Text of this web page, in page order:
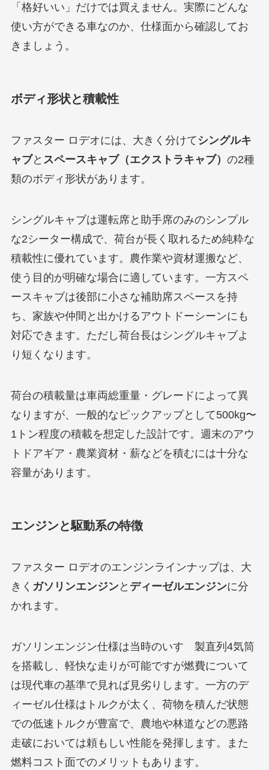
「格好いい」だけでは買えません。実際にどんな
使い方ができる車なのか、仕様面から確認してお
きましょう。
ボディ形状と積載性
ファスター ロデオには、大きく分けて シングルキ
ャブと スペースキャブ（エクストラキャブ） の2種
類のボディ形状があります。
シングルキャブは運転席と助手席のみのシンプル
な2シーター構成で、荷台が長く取れるため純粋な
積載性に優れています。農作業や資材運搬など、
使う目的が明確な場合に適しています。一方スペ
ースキャブは後部に小さな補助席スペースを持
ち、家族や仲間と出かけるアウトドーシーンにも
対応できます。ただし荷台長はシングルキャブよ
り短くなります。
荷台の積載量は車両総重量・グレードによって異
なりますが、一般的なピックアップとして500kg〜
1トン程度の積載を想定した設計です。週末のアウ
トドアギア・農業資材・薪などを積むには十分な
容量があります。
エンジンと駆動系の特徴
ファスター ロデオのエンジンラインナップは、大
きく ガソリンエンジン と ディーゼルエンジンに分
かれます。
ガソリンエンジン仕様は当時のいすゞ製直列4気筒
を搭載し、軽快な走りが可能ですが燃費について
は現代車の基準で見れば見劣りします。一方のデ
ィーゼル仕様はトルクが太く、荷物を積んだ状態
での低速トルクが豊富で、農地や林道などの悪路
走破においては頼もしい性能を発揮します。また
燃料コスト面でのメリットもあります。